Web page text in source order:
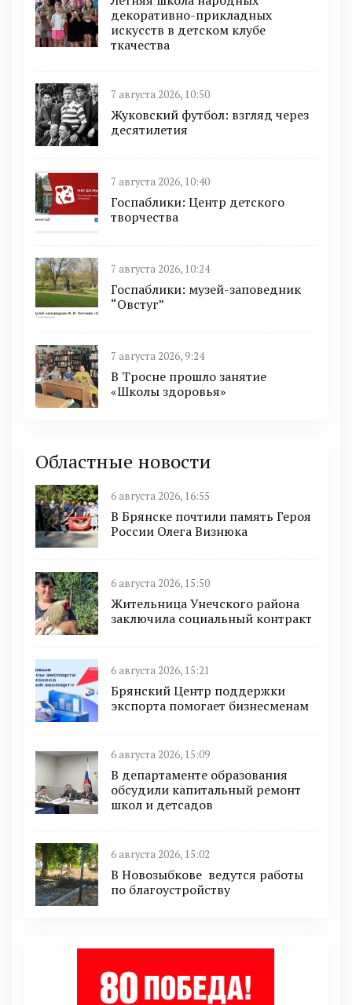
декоративно-прикладных
искусств в детском клубе
ткачества
7 августа 2026, 10:50
Жуковский футбол: взгляд через
десятилетия
7 августа 2026, 10:40
Госпаблики: Центр детского
творчества
7 августа 2026, 10:24
Госпаблики: музей-заповедник
“Овстуг”
7 августа 2026, 9:24
В Тросне прошло занятие
«Школы здоровья»
Областные новости
6 августа 2026, 16:55
В Брянске почтили память Героя
России Олега Визнюка
6 августа 2026, 15:50
Жительница Унечского района
заключила социальный контракт
6 августа 2026, 15:21
Брянский Центр поддержки
экспорта помогает бизнесменам
6 августа 2026, 15:09
В департаменте образования
обсудили капитальный ремонт
школ и детсадов
6 августа 2026, 15:02
В Новозыбкове ведутся работы
по благоустройству